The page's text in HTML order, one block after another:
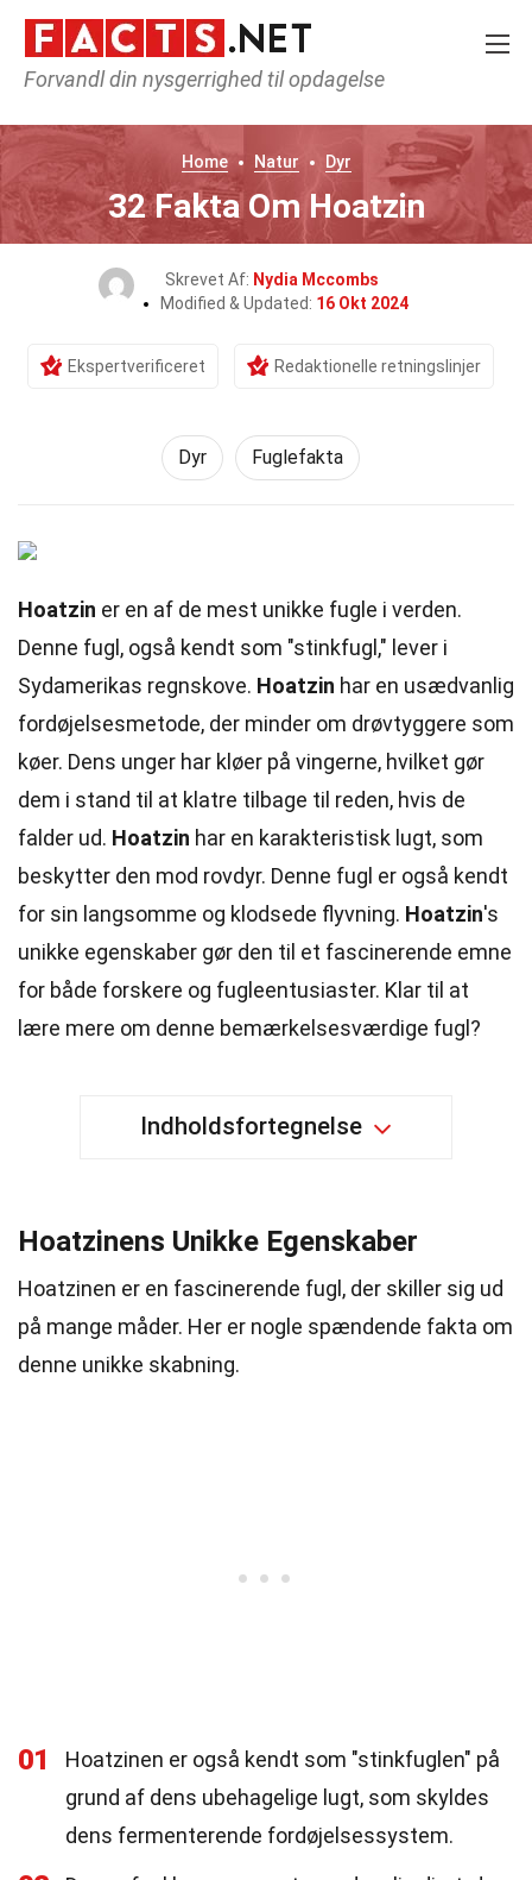
Forvandl din nysgerrighed til opdagelse
Home Natur Dyr
32 Fakta Om Hoatzin
Skrevet Af: Nydia Mccombs
Modified & Updated: 16 Okt 2024
Ekspertverificeret Redaktionelle retningslinjer
Dyr Fuglefakta
Hoatzin er en af de mest unikke fugle i verden.
Denne fugl, også kendt som "stinkfugl," lever i
Sydamerikas regnskove. Hoatzin har en usædvanlig
fordøjelsesmetode, der minder om drøvtyggere som
køer. Dens unger har kløer på vingerne, hvilket gør
dem i stand til at klatre tilbage til reden, hvis de
falder ud. Hoatzin har en karakteristisk lugt, som
beskytter den mod rovdyr. Denne fugl er også kendt
for sin langsomme og klodsede flyvning. Hoatzin's
unikke egenskaber gør den til et fascinerende emne
for både forskere og fugleentusiaster. Klar til at
lære mere om denne bemærkelsesværdige fugl?
Indholdsfortegnelse
Hoatzinens Unikke Egenskaber
Hoatzinen er en fascinerende fugl, der skiller sig ud
på mange måder. Her er nogle spændende fakta om
denne unikke skabning.
01
Hoatzinen er også kendt som "stinkfuglen" på
grund af dens ubehagelige lugt, som skyldes
dens fermenterende fordøjelsessystem.